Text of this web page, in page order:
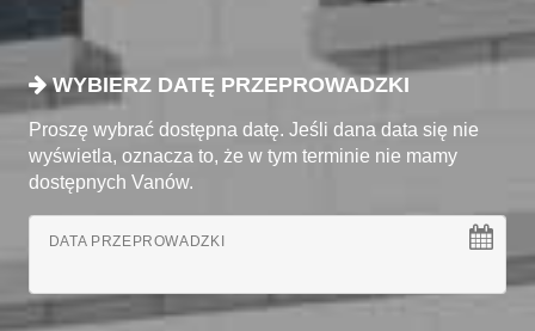
WYBIERZ DATĘ PRZEPROWADZKI
Proszę wybrać dostępna datę. Jeśli dana data się nie
wyświetla, oznacza to, że w tym terminie nie mamy
dostępnych Vanów.
DATA PRZEPROWADZKI